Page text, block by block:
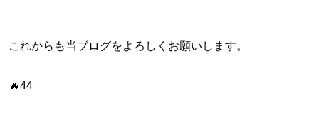
これからも当ブログをよろしくお願いします。
🔥44